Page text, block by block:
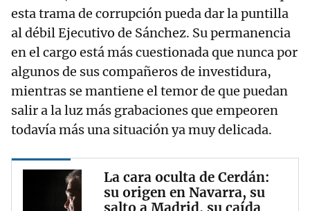
esta trama de corrupción pueda dar la puntilla
al débil Ejecutivo de Sánchez. Su permanencia
en el cargo está más cuestionada que nunca por
algunos de sus compañeros de investidura,
mientras se mantiene el temor de que puedan
salir a la luz más grabaciones que empeoren
todavía más una situación ya muy delicada.
La cara oculta de Cerdán:
su origen en Navarra, su